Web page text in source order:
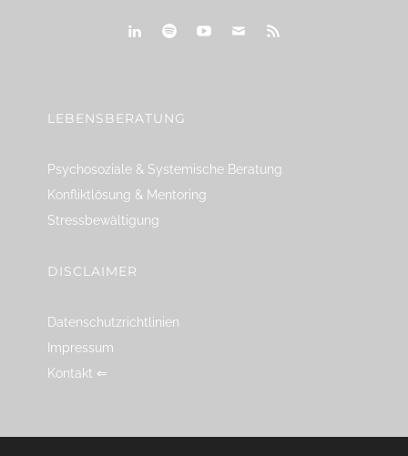
LEBENSBERATUNG
Psychosoziale & Systemische Beratung
Konfliktlösung & Mentoring
Stressbewältigung
DISCLAIMER
Datenschutzrichtlinien
Impressum
Kontakt ⇐